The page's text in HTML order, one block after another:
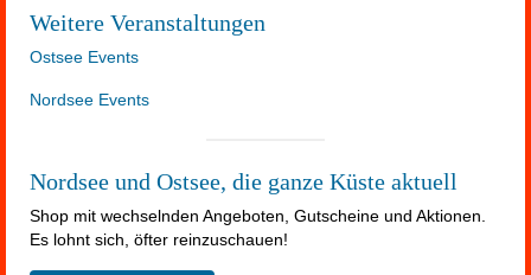
Weitere Veranstaltungen
Ostsee Events
Nordsee Events
Nordsee und Ostsee, die ganze Küste aktuell
Shop mit wechselnden Angeboten, Gutscheine und Aktionen.
Es lohnt sich, öfter reinzuschauen!